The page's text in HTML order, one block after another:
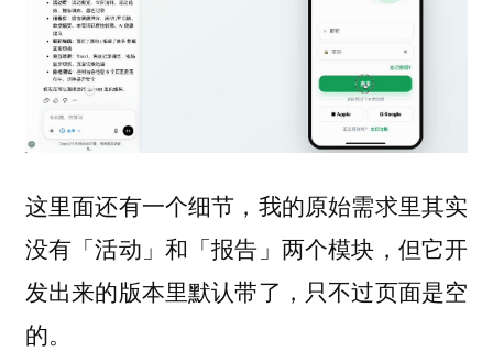
这里面还有一个细节，我的原始需求里其实
没有「活动」和「报告」两个模块，但它开
发出来的版本里默认带了，只不过页面是空
的。